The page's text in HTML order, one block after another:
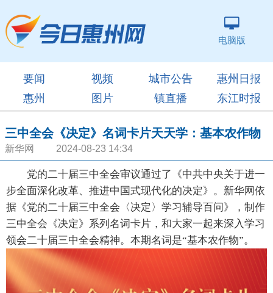
电脑版
要闻 视频 城市公告
惠州日报
惠州
图片 镇直播 东江时报
三中全会《决定》名词卡片天天学：基本农作物
新华网 2024-08-23 14:34
党的二十届三中全会审议通过了《中共中央关于进一
步全面深化改革、推进中国式现代化的决定》。新华网依
据《党的二十届三中全会〈决定〉学习辅导百问》，制作
三中全会《决定》系列名词卡片，和大家一起来深入学习
领会二十届三中全会精神。本期名词是“基本农作物”。